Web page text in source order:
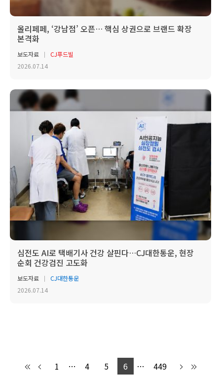
올리페페, ‘강남점’ 오픈… 핵심 상권으로 브랜드 확장
본격화
보도자료
CJ푸드빌
2026.07.14
심전도 AI로 택배기사 건강 살핀다…CJ대한통운, 현장
순회 건강검진 고도화
보도자료
CJ대한통운
2026.07.14
1 … 4 5 6 … 449